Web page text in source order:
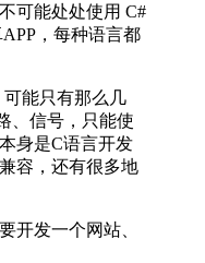
可能处处使用 C#
，每种语言都
可能只有那么几
、信号，只能使
身是C语言开发
容，还有很多地
开发一个网站、